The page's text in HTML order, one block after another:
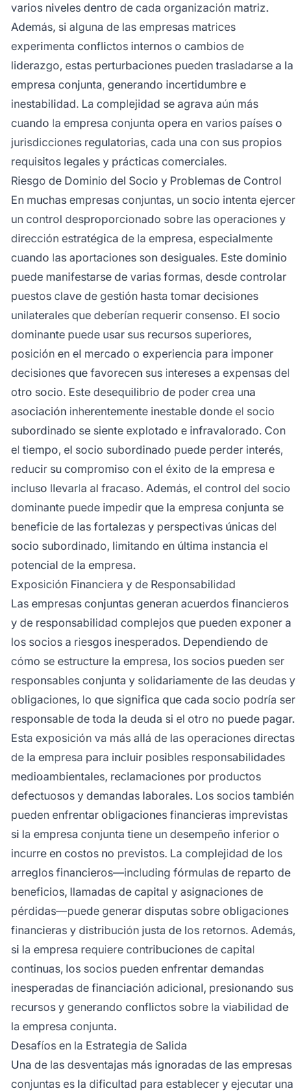
varios niveles dentro de cada organización matriz.
Además, si alguna de las empresas matrices
experimenta conflictos internos o cambios de
liderazgo, estas perturbaciones pueden trasladarse a la
empresa conjunta, generando incertidumbre e
inestabilidad. La complejidad se agrava aún más
cuando la empresa conjunta opera en varios países o
jurisdicciones regulatorias, cada una con sus propios
requisitos legales y prácticas comerciales.
Riesgo de Dominio del Socio y Problemas de Control
En muchas empresas conjuntas, un socio intenta ejercer
un control desproporcionado sobre las operaciones y
dirección estratégica de la empresa, especialmente
cuando las aportaciones son desiguales. Este dominio
puede manifestarse de varias formas, desde controlar
puestos clave de gestión hasta tomar decisiones
unilaterales que deberían requerir consenso. El socio
dominante puede usar sus recursos superiores,
posición en el mercado o experiencia para imponer
decisiones que favorecen sus intereses a expensas del
otro socio. Este desequilibrio de poder crea una
asociación inherentemente inestable donde el socio
subordinado se siente explotado e infravalorado. Con
el tiempo, el socio subordinado puede perder interés,
reducir su compromiso con el éxito de la empresa e
incluso llevarla al fracaso. Además, el control del socio
dominante puede impedir que la empresa conjunta se
beneficie de las fortalezas y perspectivas únicas del
socio subordinado, limitando en última instancia el
potencial de la empresa.
Exposición Financiera y de Responsabilidad
Las empresas conjuntas generan acuerdos financieros
y de responsabilidad complejos que pueden exponer a
los socios a riesgos inesperados. Dependiendo de
cómo se estructure la empresa, los socios pueden ser
responsables conjunta y solidariamente de las deudas y
obligaciones, lo que significa que cada socio podría ser
responsable de toda la deuda si el otro no puede pagar.
Esta exposición va más allá de las operaciones directas
de la empresa para incluir posibles responsabilidades
medioambientales, reclamaciones por productos
defectuosos y demandas laborales. Los socios también
pueden enfrentar obligaciones financieras imprevistas
si la empresa conjunta tiene un desempeño inferior o
incurre en costos no previstos. La complejidad de los
arreglos financieros—including fórmulas de reparto de
beneficios, llamadas de capital y asignaciones de
pérdidas—puede generar disputas sobre obligaciones
financieras y distribución justa de los retornos. Además,
si la empresa requiere contribuciones de capital
continuas, los socios pueden enfrentar demandas
inesperadas de financiación adicional, presionando sus
recursos y generando conflictos sobre la viabilidad de
la empresa conjunta.
Desafíos en la Estrategia de Salida
Una de las desventajas más ignoradas de las empresas
conjuntas es la dificultad para establecer y ejecutar una